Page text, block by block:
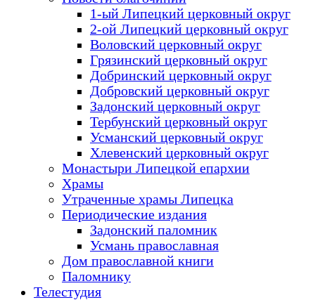
1-ый Липецкий церковный округ
2-ой Липецкий церковный округ
Воловский церковный округ
Грязинский церковный округ
Добринский церковный округ
Добровский церковный округ
Задонский церковный округ
Тербунский церковный округ
Усманский церковный округ
Хлевенский церковный округ
Монастыри Липецкой епархии
Храмы
Утраченные храмы Липецка
Периодические издания
Задонский паломник
Усмань православная
Дом православной книги
Паломнику
Телестудия